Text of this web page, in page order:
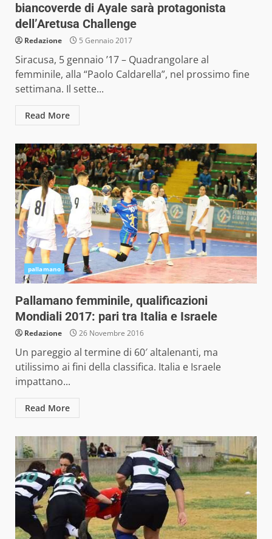
biancoverde di Ayale sarà protagonista
dell’Aretusa Challenge
Redazione 5 Gennaio 2017
Siracusa, 5 gennaio ’17 – Quadrangolare al
femminile, alla “Paolo Caldarella”, nel prossimo fine
settimana. Il sette...
Read More
pallamano
Pallamano femminile, qualificazioni
Mondiali 2017: pari tra Italia e Israele
Redazione 26 Novembre 2016
Un pareggio al termine di 60′ altalenanti, ma
utilissimo ai fini della classifica. Italia e Israele
impattano...
Read More